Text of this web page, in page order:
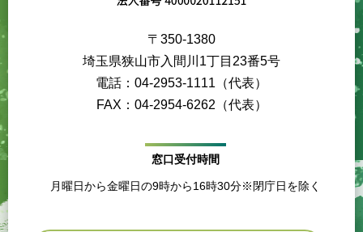
〒350-1380
埼玉県狭山市入間川1丁目23番5号
電話：04-2953-1111（代表）
FAX：04-2954-6262（代表）
窓口受付時間
月曜日から金曜日の9時から16時30分※閉庁日を除く